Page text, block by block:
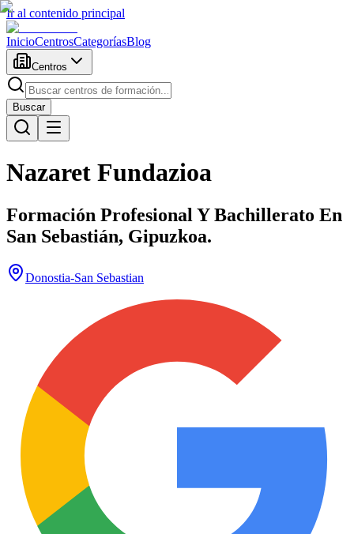
Ir al contenido principal
InicioCentrosCategoríasBlog
Centros
Buscar
Nazaret Fundazioa
Formación Profesional Y Bachillerato En
San Sebastián, Gipuzkoa.
Donostia-San Sebastian